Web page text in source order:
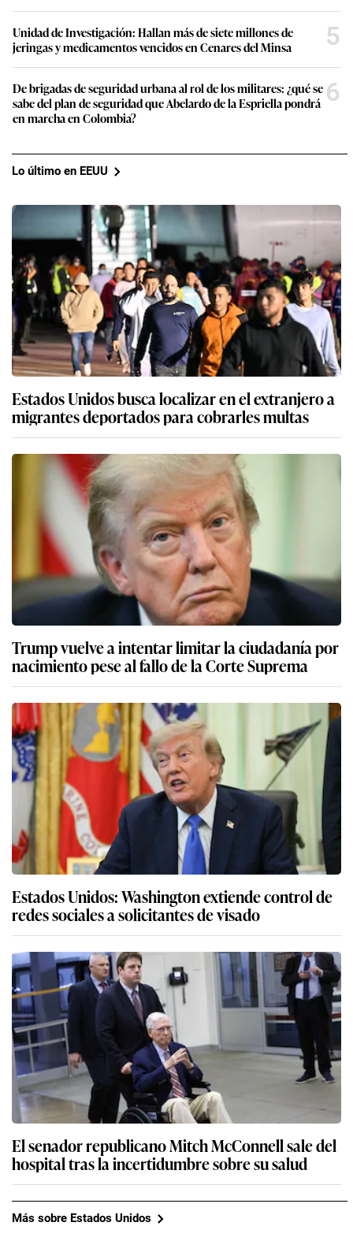
Unidad de Investigación: Hallan más de siete millones de
jeringas y medicamentos vencidos en Cenares del Minsa
5
De brigadas de seguridad urbana al rol de los militares: ¿qué se
sabe del plan de seguridad que Abelardo de la Espriella pondrá
en marcha en Colombia?
6
Lo último en EEUU
Estados Unidos busca localizar en el extranjero a
migrantes deportados para cobrarles multas
Trump vuelve a intentar limitar la ciudadanía por
nacimiento pese al fallo de la Corte Suprema
Estados Unidos: Washington extiende control de
redes sociales a solicitantes de visado
El senador republicano Mitch McConnell sale del
hospital tras la incertidumbre sobre su salud
Más sobre Estados Unidos